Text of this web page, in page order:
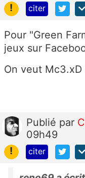
!
citer
Pour "Green
jeux sur
On veut Mc3.xD
Publié par
09h49
!
citer